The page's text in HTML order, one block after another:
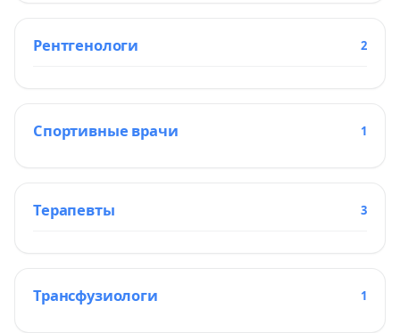
Рентгенологи 2
Спортивные врачи 1
Терапевты 3
Трансфузиологи 1